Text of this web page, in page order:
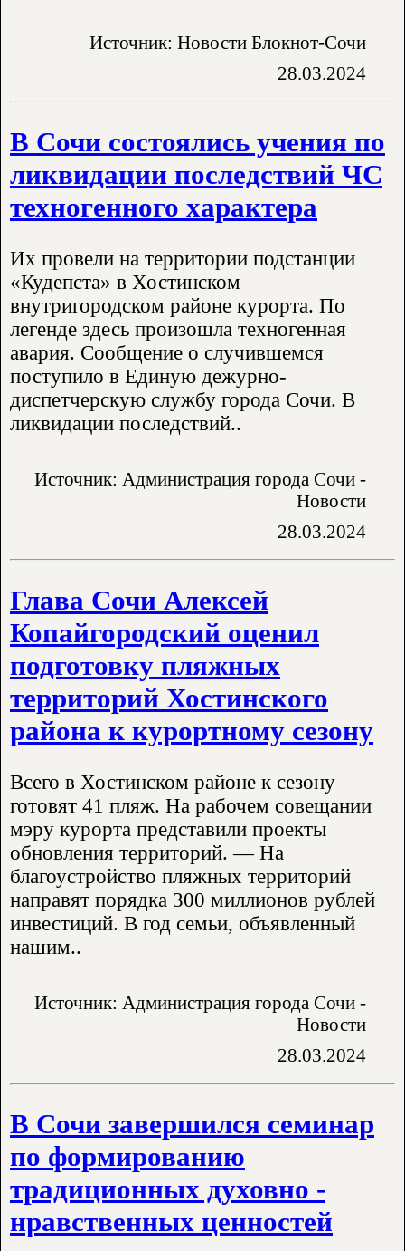
Источник: Новости Блокнот-Сочи
28.03.2024
В Сочи состоялись учения по
ликвидации последствий ЧС
техногенного характера
Их провели на территории подстанции
«Кудепста» в Хостинском
внутригородском районе курорта. По
легенде здесь произошла техногенная
авария. Сообщение о случившемся
поступило в Единую дежурно-
диспетчерскую службу города Сочи. В
ликвидации последствий..
Источник: Администрация города Сочи -
Новости
28.03.2024
Глава Сочи Алексей
Копайгородский оценил
подготовку пляжных
территорий Хостинского
района к курортному сезону
Всего в Хостинском районе к сезону
готовят 41 пляж. На рабочем совещании
мэру курорта представили проекты
обновления территорий. — На
благоустройство пляжных территорий
направят порядка 300 миллионов рублей
инвестиций. В год семьи, объявленный
нашим..
Источник: Администрация города Сочи -
Новости
28.03.2024
В Сочи завершился семинар
по формированию
традиционных духовно -
нравственных ценностей